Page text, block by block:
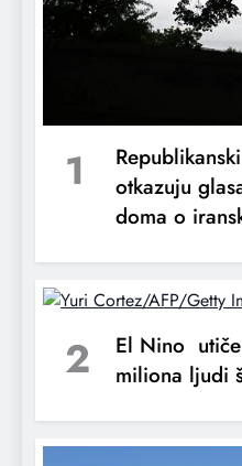
moreuza
1
otkazuju
doma o
2
El Nino
miliona ljudi